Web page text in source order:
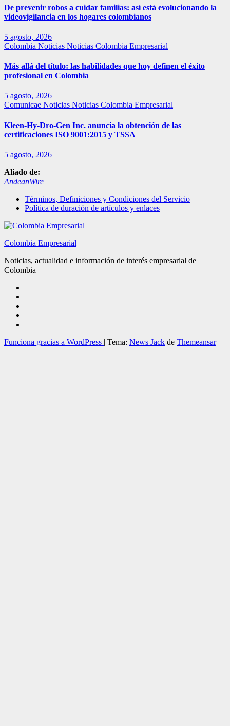
De prevenir robos a cuidar familias: así está evolucionando la
videovigilancia en los hogares colombianos
5 agosto, 2026
Colombia Noticias Noticias Colombia Empresarial
Más allá del título: las habilidades que hoy definen el éxito
profesional en Colombia
5 agosto, 2026
Comunicae Noticias Noticias Colombia Empresarial
Kleen-Hy-Dro-Gen Inc. anuncia la obtención de las
certificaciones ISO 9001:2015 y TSSA
5 agosto, 2026
Aliado de:
AndeanWire
Términos, Definiciones y Condiciones del Servicio
Política de duración de artículos y enlaces
Colombia Empresarial
Noticias, actualidad e información de interés empresarial de
Colombia
Funciona gracias a WordPress | Tema: News Jack de Themeansar